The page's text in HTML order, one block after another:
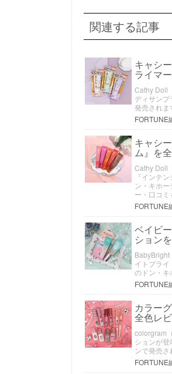
関連する記事
キャシ
ライマ
Cathy Doll
ディサン
発売されま
FORTUNE
キャシ
ム』を
Cathy Doll
『インテ
ン・キホ
ー・口コミ
FORTUNE
ベイビ
ション
BabyBright
イトブラ
のドン・キ
FORTUNE
カラー
全色レ
colorgram
ションが
ンで発売
FORTUNE